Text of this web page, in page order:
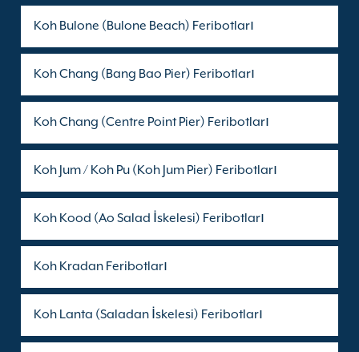
Koh Bulone (Bulone Beach) Feribotları
Koh Chang (Bang Bao Pier) Feribotları
Koh Chang (Centre Point Pier) Feribotları
Koh Jum / Koh Pu (Koh Jum Pier) Feribotları
Koh Kood (Ao Salad İskelesi) Feribotları
Koh Kradan Feribotları
Koh Lanta (Saladan İskelesi) Feribotları